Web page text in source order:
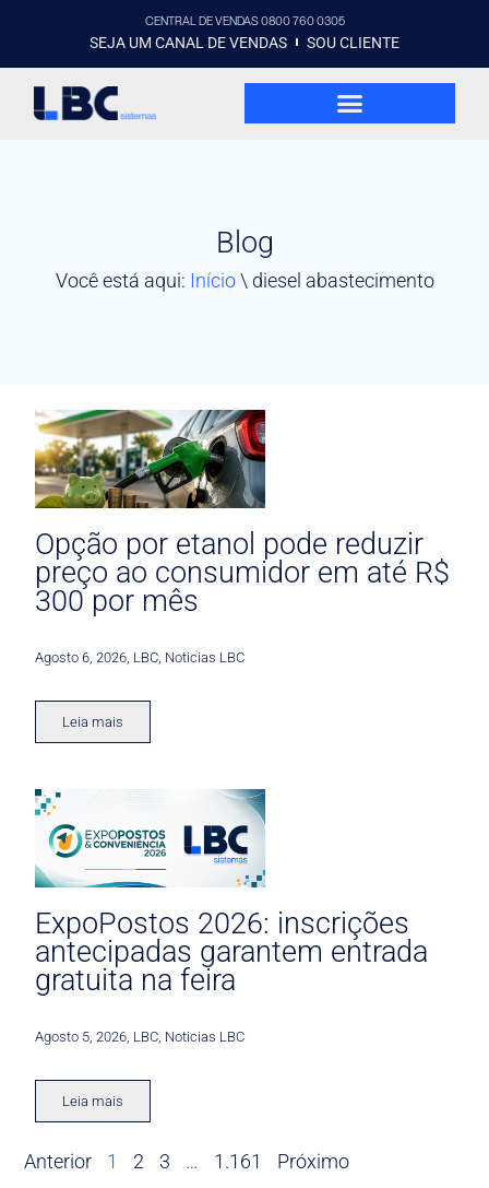
CENTRAL DE VENDAS 0800 760 0305
SEJA UM CANAL DE VENDAS SOU CLIENTE
Blog
Você está aqui: Início\ diesel abastecimento
Opção por etanol pode reduzir
preço ao consumidor em até R$
300 por mês
Agosto 6, 2026 LBC Noticias LBC
Leia mais
ExpoPostos 2026: inscrições
antecipadas garantem entrada
gratuita na feira
Agosto 5, 2026 LBC Noticias LBC
Leia mais
Anterior 1 2 3 … 1.161 Próximo